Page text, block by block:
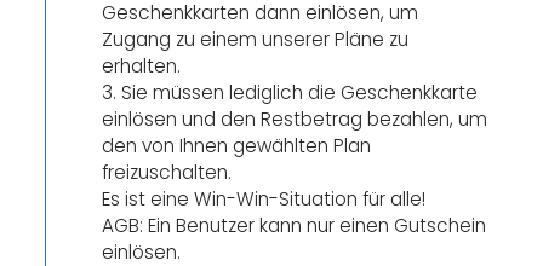
Geschenkkarten dann einlösen, um
Zugang zu einem unserer Pläne zu
erhalten.
3. Sie müssen lediglich die Geschenkkarte
einlösen und den Restbetrag bezahlen, um
den von Ihnen gewählten Plan
freizuschalten.
Es ist eine Win-Win-Situation für alle!
AGB: Ein Benutzer kann nur einen Gutschein
einlösen.